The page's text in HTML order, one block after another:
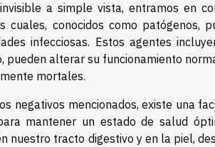
a simple vista, entramos en
cuales, conocidos como patógenos,
infecciosas. Estos agentes
pueden alterar su funcionamiento
mortales.
negativos mencionados, existe una
mantener un estado de salud
nuestro tracto digestivo y en la piel,